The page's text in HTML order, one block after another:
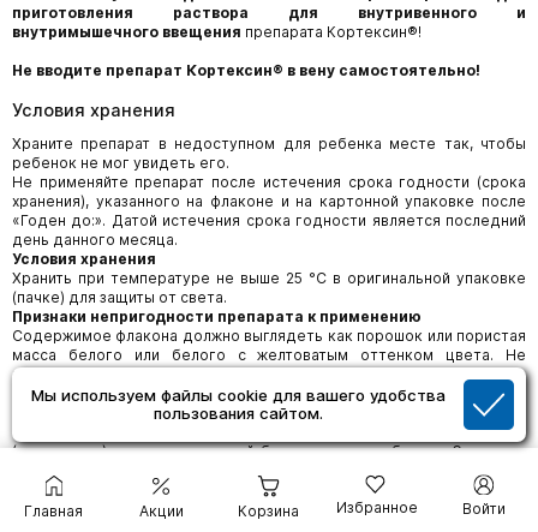
Мы используем файлы cookie для вашего удобства
пользования сайтом.
Главная Акции Корзина Избранное Войти
приготовления раствора для внутривенного и
внутримышечного ввещения препарата Кортексин®!
Не вводите препарат Кортексин® в вену самостоятельно!
Условия хранения
Храните препарат в недоступном для ребенка месте так, чтобы
ребенок не мог увидеть его.
Не применяйте препарат после истечения срока годности (срока
хранения), указанного на флаконе и на картонной упаковке после
«Годен до:». Датой истечения срока годности является последний
день данного месяца.
Условия хранения
Хранить при температуре не выше 25 °С в оригинальной упаковке
(пачке) для защиты от света.
Признаки непригодности препарата к применению
Содержимое флакона должно выглядеть как порошок или пористая
масса белого или белого с желтоватым оттенком цвета. Не
используйте препарат, если целостность упаковки повреждена или
внешний вид препарата не соответствует описанию.
Не выбрасывайте (не выливайте) препараты в канализацию.
Уточните у работника аптеки, как следует утилизировать
(уничтожать) препарат, который больше не потребуется. Эти меры
Срок годности